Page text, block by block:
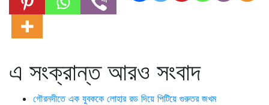
এ সংক্রান্ত আরও সংবাদ
গৌরনদীতে এক যুবককে লোহার রড দিয়ে পিটিয়ে গুরুতর জখম